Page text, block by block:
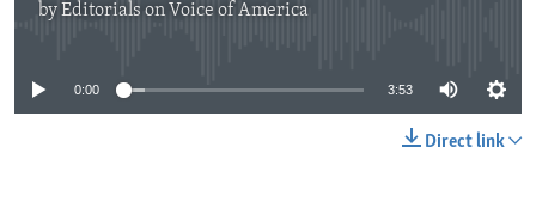
byEditorials on Voice of America
0:00 3:53
Direct link